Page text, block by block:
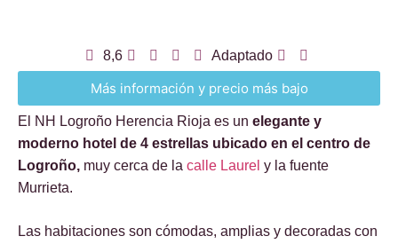
8,6 Adaptado
Más información y precio más bajo
El NH Logroño Herencia Rioja es un elegante y
moderno hotel de 4 estrellas ubicado en el centro de
Logroño, muy cerca de la calle Laurel y la fuente
Murrieta.
Las habitaciones son cómodas, amplias y decoradas con